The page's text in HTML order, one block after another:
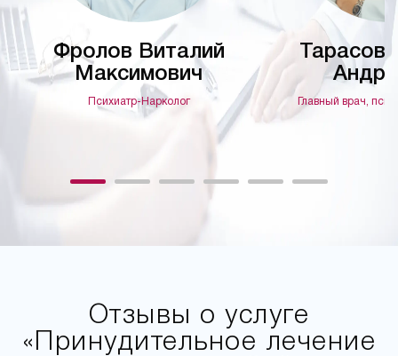
Фролов Виталий
Максимович
Психиатр-Нарколог
Тарасов
Главный врач,
Отзывы о услуге
«Принудительное лечение